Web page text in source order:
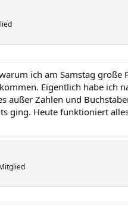
ich am Samstag große
Eigentlich habe ich
außer Zahlen und
ging. Heute funktioniert